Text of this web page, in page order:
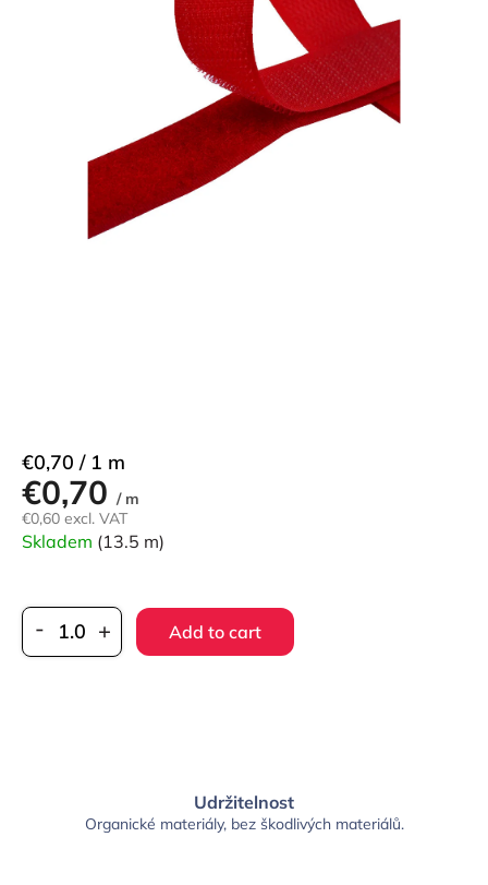
€0,70 / m
€0,60 excl. VAT
Measure
price:
€0,70 / 1 m
Skladem (13.5 m)
Add to cart
Udržitelnost
Organické materiály, bez škodlivých materiálů.